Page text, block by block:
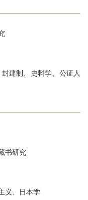
封建制、史料学、公证 人
书研究
义、日本学